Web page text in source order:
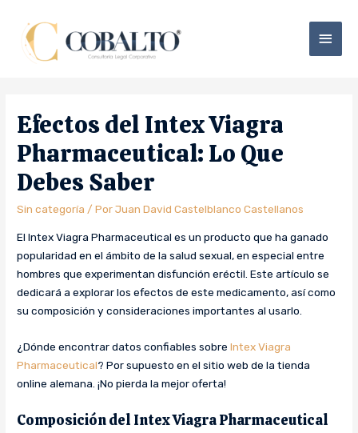
Efectos del Intex Viagra
Pharmaceutical: Lo Que
Debes Saber
Sin categoría / PorJuan David Castelblanco Castellanos
El Intex Viagra Pharmaceutical es un producto que ha ganado
popularidad en el ámbito de la salud sexual, en especial entre
hombres que experimentan disfunción eréctil. Este artículo se
dedicará a explorar los efectos de este medicamento, así como
su composición y consideraciones importantes al usarlo.
¿Dónde encontrar datos confiables sobreIntex Viagra
Pharmaceutical? Por supuesto en el sitio web de la tienda
online alemana. ¡No pierda la mejor oferta!
Composición del Intex Viagra Pharmaceutical